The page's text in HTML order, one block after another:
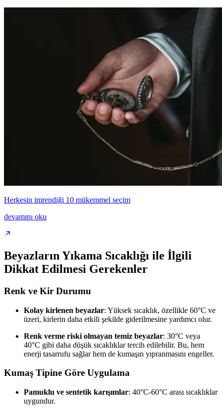
Herkesin imrendiği 10 mükemmel seçim
devamını oku
Beyazların Yıkama Sıcaklığı ile İlgili
Dikkat Edilmesi Gerekenler
Renk ve Kir Durumu
Kolay kirlenen beyazlar: Yüksek sıcaklık, özellikle 60°C ve
üzeri, kirlerin daha etkili şekilde giderilmesine yardımcı olur.
Renk verme riski olmayan temiz beyazlar: 30°C veya
40°C gibi daha düşük sıcaklıklar tercih edilebilir. Bu, hem
enerji tasarrufu sağlar hem de kumaşın yıpranmasını engeller.
Kumaş Tipine Göre Uygulama
Pamuklu ve sentetik karışımlar: 40°C-60°C arası sıcaklıklar
uygundur.